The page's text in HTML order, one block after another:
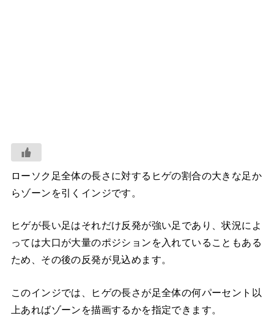
ローソク足全体の長さに対するヒゲの割合の大きな足か
らゾーンを引くインジです。
ヒゲが長い足はそれだけ反発が強い足であり、状況によ
っては大口が大量のポジションを入れていることもある
ため、その後の反発が見込めます。
このインジでは、ヒゲの長さが足全体の何パーセント以
上あればゾーンを描画するかを指定できます。